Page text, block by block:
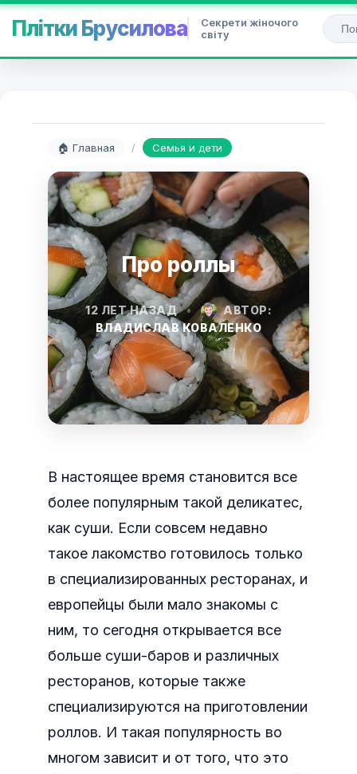
Плітки Брусилова
Секрети жіночого
світу
🏠 Главная / Семья и дети
Про роллы
12 ЛЕТ НАЗАД •
АВТОР:
ВЛАДИСЛАВ КОВАЛЕНКО
В настоящее время становится все
более популярным такой деликатес,
как суши. Если совсем недавно
такое лакомство готовилось только
в специализированных ресторанах, и
европейцы были мало знакомы с
ним, то сегодня открывается все
больше суши-баров и различных
ресторанов, которые также
специализируются на приготовлении
роллов. И такая популярность во
многом зависит и от того, что это